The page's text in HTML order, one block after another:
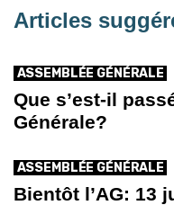
Articles
ASSEMBLÉE GÉNÉRALE
Que s’est-il
Générale?
ASSEMBLÉE GÉNÉRALE
Bientôt l’AG: 13